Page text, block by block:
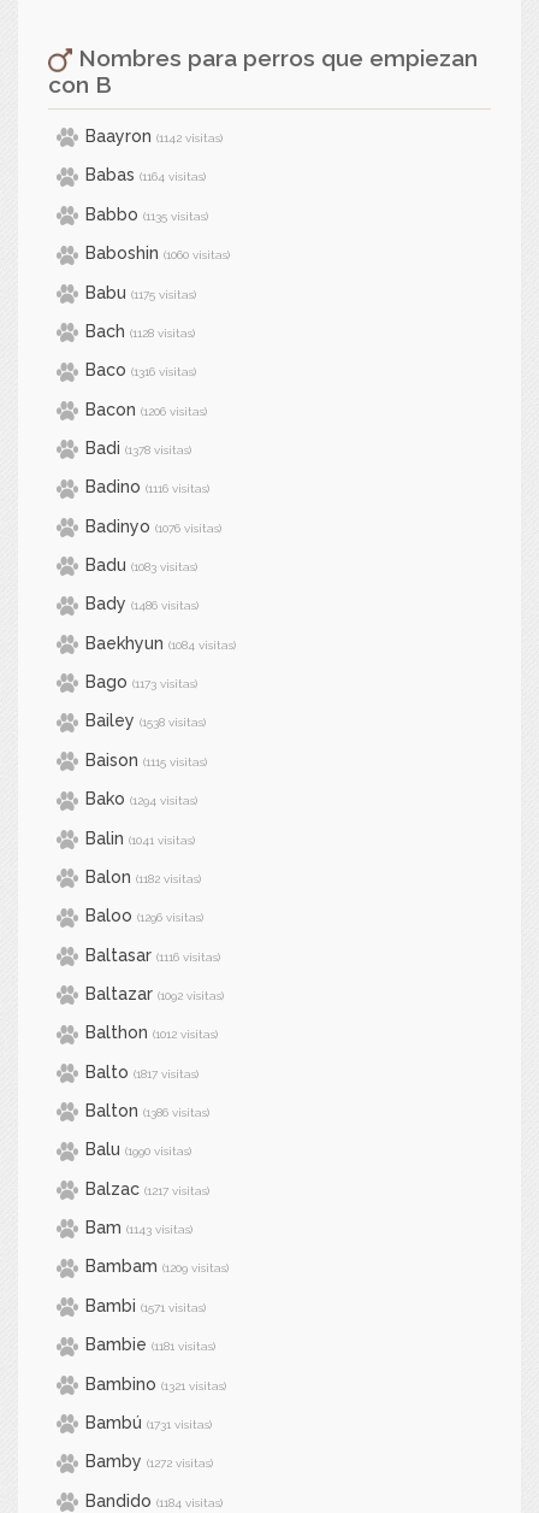
Nombres para perros que empiezan
con B
Baayron (1142 visitas)
Babas (1164 visitas)
Babbo (1135 visitas)
Baboshin (1060 visitas)
Babu (1175 visitas)
Bach (1128 visitas)
Baco (1316 visitas)
Bacon (1206 visitas)
Badi (1378 visitas)
Badino (1116 visitas)
Badinyo (1076 visitas)
Badu (1083 visitas)
Bady (1486 visitas)
Baekhyun (1084 visitas)
Bago (1173 visitas)
Bailey (1538 visitas)
Baison (1115 visitas)
Bako (1294 visitas)
Balin (1041 visitas)
Balon (1182 visitas)
Baloo (1296 visitas)
Baltasar (1116 visitas)
Baltazar (1092 visitas)
Balthon (1012 visitas)
Balto (1817 visitas)
Balton (1386 visitas)
Balu (1990 visitas)
Balzac (1217 visitas)
Bam (1143 visitas)
Bambam (1209 visitas)
Bambi (1571 visitas)
Bambie (1181 visitas)
Bambino (1321 visitas)
Bambú (1731 visitas)
Bamby (1272 visitas)
Bandido (1184 visitas)